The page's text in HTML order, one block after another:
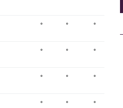
۰ ۰ ۰
۰ ۰ ۰
۰ ۰ ۰
۰ ۰ ۰